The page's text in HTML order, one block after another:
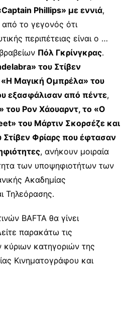
Phillips» με εννιά,
το γεγονός ότι
περιπέτειας είναι ο …
Πόλ Γκρίνγκρας.
του Στίβεν
Μαγική Ομπρέλα» του
εξασφάλισαν από πέντε,
του Ρον Χάουαρντ, το «Ο
του Μάρτιν Σκορσέζε και
Φρίαρς που έφτασαν
, ανήκουν μοιραία
των υποψηφιοτήτων των
Ακαδημίας
Τηλεόρασης.
BAFTA θα γίνει
παρακάτω τις
κατηγοριών της
Κινηματογράφου και